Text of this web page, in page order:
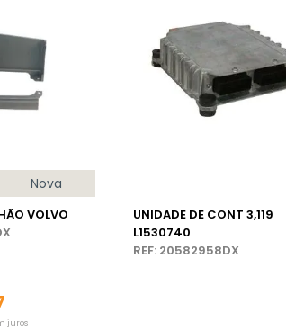
Nova
VOLVO
juros
UNIDADE DE CONT 3,119
L1530740
REF: 20582958DX